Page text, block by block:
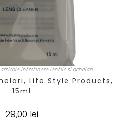
articole intretinere lentile si ochelari
Life Style Products,
15ml
29,00 lei